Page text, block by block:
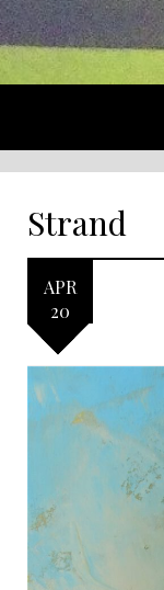
Strand
APR
20